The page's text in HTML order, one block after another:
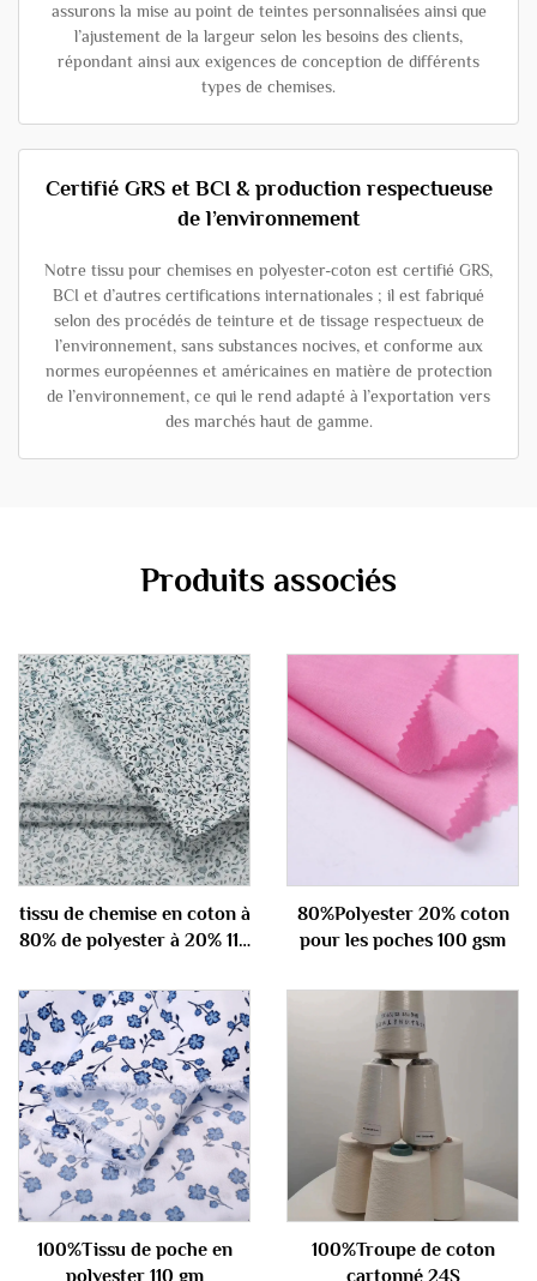
assurons la mise au point de teintes personnalisées ainsi que
l’ajustement de la largeur selon les besoins des clients,
répondant ainsi aux exigences de conception de différents
types de chemises.
Certifié GRS et BCI & production respectueuse
de l’environnement
Notre tissu pour chemises en polyester-coton est certifié GRS,
BCI et d’autres certifications internationales ; il est fabriqué
selon des procédés de teinture et de tissage respectueux de
l’environnement, sans substances nocives, et conforme aux
normes européennes et américaines en matière de protection
de l’environnement, ce qui le rend adapté à l’exportation vers
des marchés haut de gamme.
Produits associés
tissu de chemise en coton à
80% de polyester à 20% 110
80%Polyester 20% coton
pour les poches 100 gsm
100%Tissu de poche en
polyester 110 gm
100%Troupe de coton
cartonné 24S